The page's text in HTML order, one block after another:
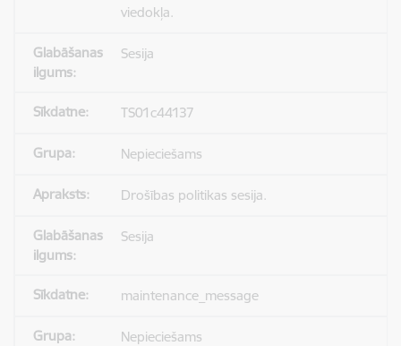
viedokļa.
Sesija
TS01c44137
Nepieciešams
Drošības politikas sesija.
Sesija
maintenance_message
Nepieciešams